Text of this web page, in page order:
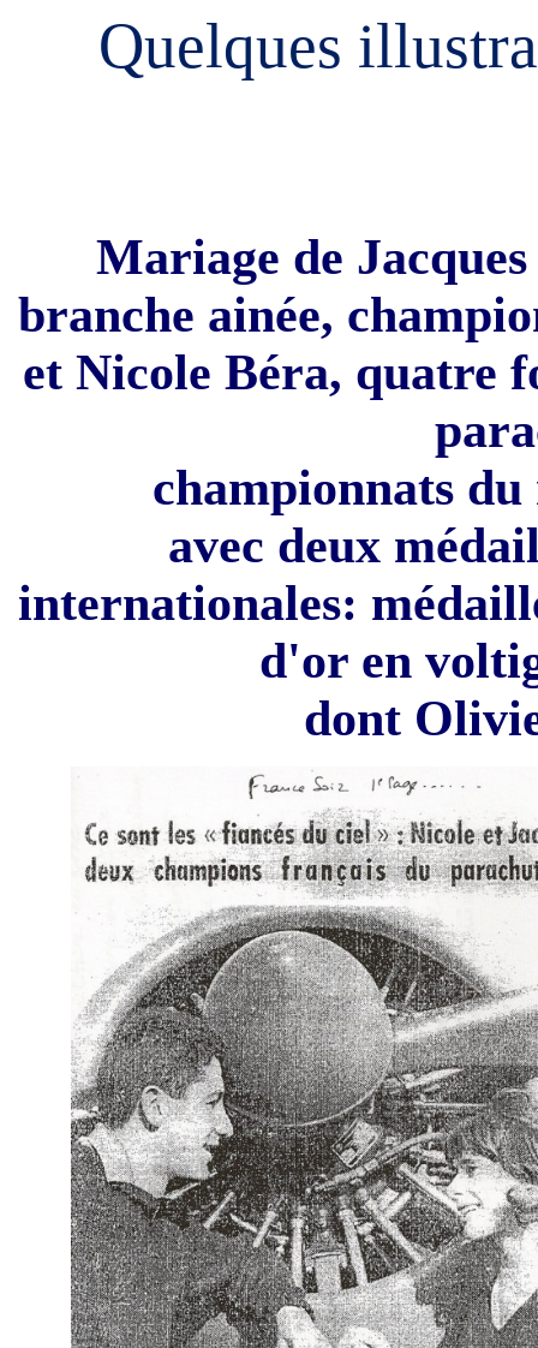
Quelques
Mariage de
branche ainée,
et Nicole Béra, quatre
championnats du
avec deux
internationales:
d'or en
dont